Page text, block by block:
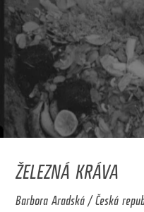
ŽELEZNÁ KRÁVA
Barbora Aradská / Česká